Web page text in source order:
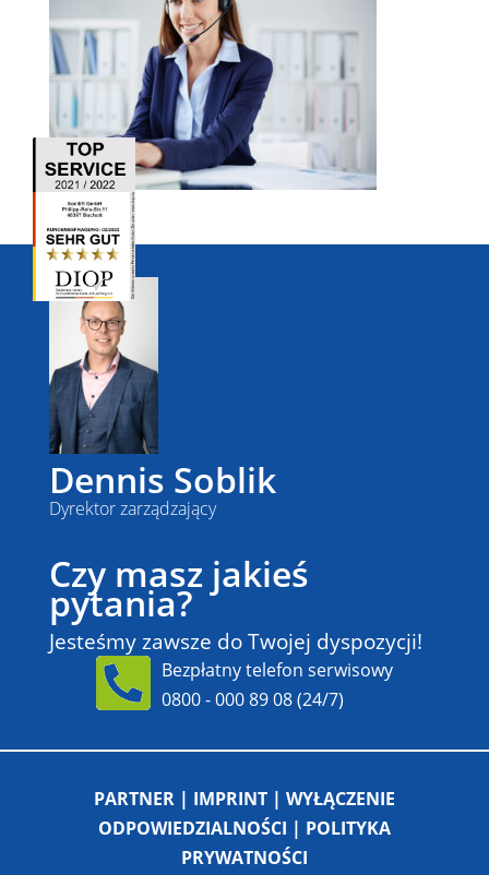
Dennis Soblik
Dyrektor zarządzający
Czy masz jakieś
pytania?
Jesteśmy zawsze do Twojej dyspozycji!
Bezpłatny telefon serwisowy
0800 - 000 89 08(24/7)
PARTNER | IMPRINT | WYŁĄCZENIE
ODPOWIEDZIALNOŚCI | POLITYKA
PRYWATNOŚCI